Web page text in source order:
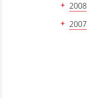
2008
2007